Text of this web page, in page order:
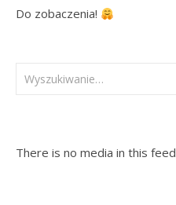
Do zobaczenia!
There is no media in this feed